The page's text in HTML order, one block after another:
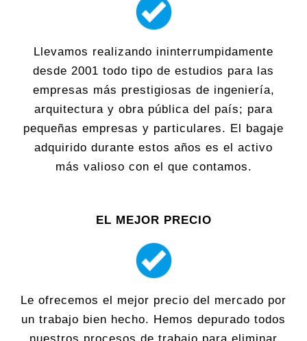
Llevamos realizando ininterrumpidamente
desde 2001 todo tipo de estudios para las
empresas más prestigiosas de ingeniería,
arquitectura y obra pública del país; para
pequeñas empresas y particulares. El bagaje
adquirido durante estos años es el activo
más valioso con el que contamos.
EL MEJOR PRECIO
Le ofrecemos el mejor precio del mercado por
un trabajo bien hecho. Hemos depurado todos